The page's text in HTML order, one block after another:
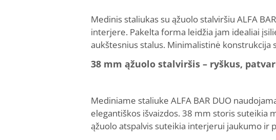
Medinis staliukas su ąžuolo stalviršiu ALFA
interjere. Pakelta forma leidžia jam idealiai
aukštesnius stalus. Minimalistinė konstrukcija
38 mm ąžuolo stalviršis – ryškus,
Mediniame staliuke ALFA BAR DUO
elegantiškos išvaizdos. 38 mm storis suteikia
ąžuolo atspalvis suteikia interjerui jaukumo ir